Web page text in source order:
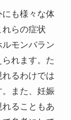
も様々な体
らの症状
モンバラン
れます。た
るわけでは
また、妊娠
ることもあ